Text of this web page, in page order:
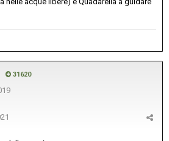
31620